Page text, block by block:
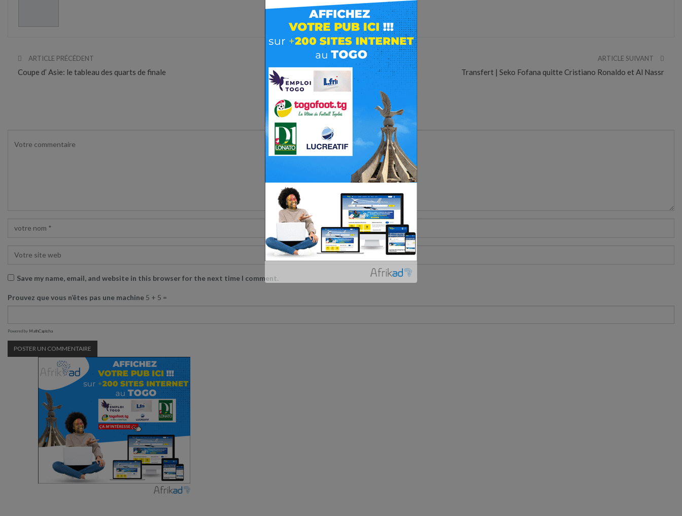
ARTICLE PRÉCÉDENT
Coupe d’ Asie: le tableau des quarts de finale
ARTICLE SUIVANT
Transfert | Seko Fofana quitte Cristiano Ronaldo et Al Nassr
Votre adresse email ne sera pas publiée.
Save my name, email, and website in this browser for the next time I comment.
Prouvez que vous n’êtes pas une machine 5 + 5 =
Powered by MathCaptcha